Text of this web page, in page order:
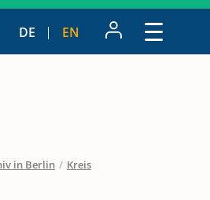
DE EN
in Berlin / Kreis